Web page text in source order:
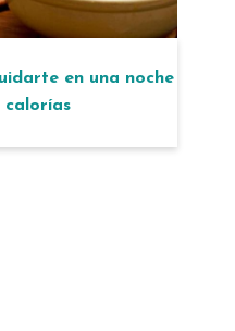
en una noche
calorías